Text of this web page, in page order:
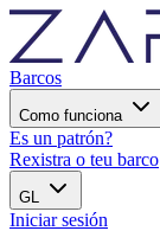
Barcos
Como funciona
Es un patrón?
Rexistra o teu barco
GL
Iniciar sesión